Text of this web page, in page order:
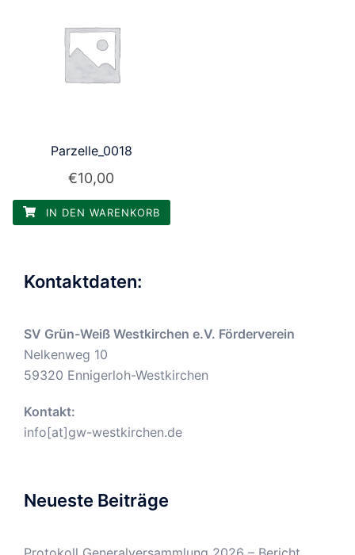
Parzelle_0018
€10,00
IN DEN WARENKORB
Kontaktdaten:
SV Grün-Weiß Westkirchen e.V. Förderverein
Nelkenweg 10
59320 Ennigerloh-Westkirchen
Kontakt:
info[at]gw-westkirchen.de
Neueste Beiträge